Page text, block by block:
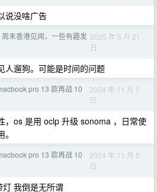
说没啥广告
周末香港见闻，一些有趣发 2025 年 6 月 21
日
人遛狗。可能是时间的问题
pro 13 款再战 10
2024 年 11 月 5
日
，os 是用 oclp 升级 sonoma ，日常使
pro 13 款再战 10
2024 年 11 月 5
日
我倒是无所谓